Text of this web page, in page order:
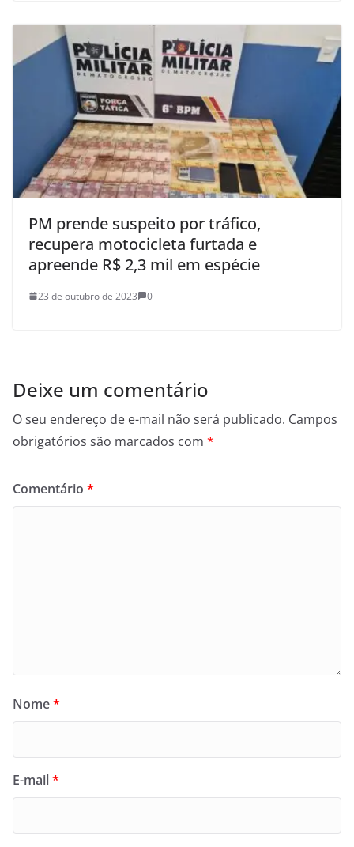
PM prende suspeito por tráfico,
recupera motocicleta furtada e
apreende R$ 2,3 mil em espécie
23 de outubro de 2023 0
Deixe um comentário
O seu endereço de e-mail não será publicado. Campos
obrigatórios são marcados com *
Comentário *
Nome*
E-mail*